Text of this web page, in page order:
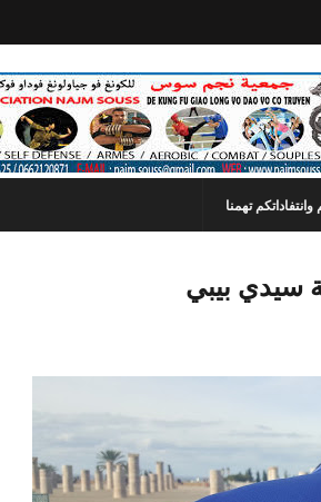
وانتفاداتكم تهمنا
سيدي بيبي